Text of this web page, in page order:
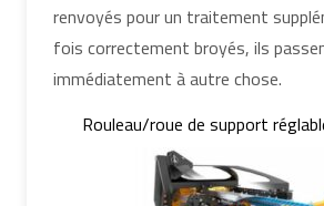
renvoyés pour un traitement
fois correctement broyés, ils
immédiatement à autre chose.
Rouleau/roue de support